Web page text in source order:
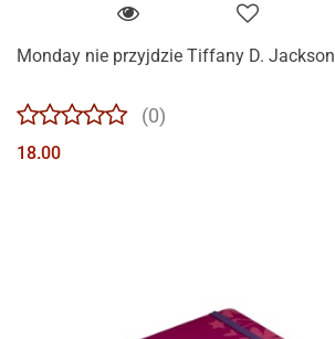
Monday nie przyjdzie Tiffany D. Jackson
(0)
18.00